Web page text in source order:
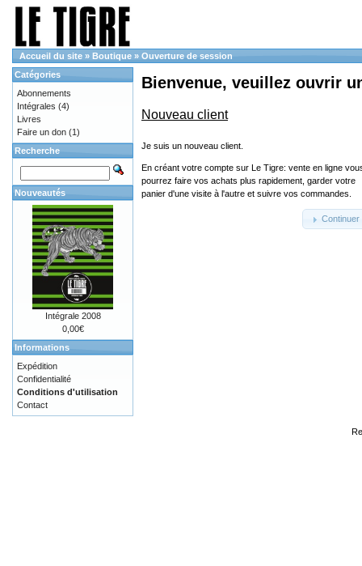
Accueil du site » Boutique » Ouverture de session
Bienvenue, veuillez ouvrir
Nouveau client
Je suis un nouveau client.
En créant votre compte sur Le Tigre: vente en ligne
pourrez faire vos achats plus rapidement, garder votre
panier d'une visite à l'autre et suivre vos commandes.
Continuer
Catégories
Abonnements
Intégrales (4)
Livres
Faire un don (1)
Recherche
Nouveautés
Intégrale 2008
0,00€
Informations
Expédition
Confidentialité
Conditions d'utilisation
Contact